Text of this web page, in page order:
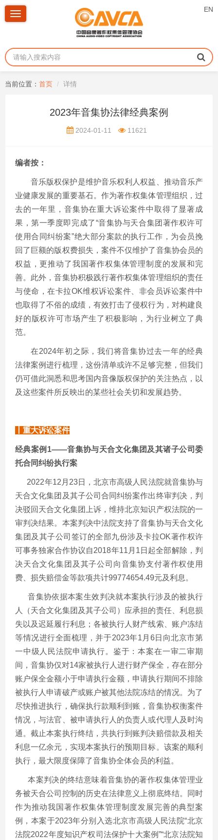
EN
Toggle
当前位置： 首页 详情
2023年音集协法律经典案例
2024-01-11 11621
编者按：
音乐版权保护是维护音乐权利人权益、推动音乐产
业健康发展的重要基石。作为著作权集体管理组织，过
去的一年里，音集协在重大诉讼案件中取得了显著成
果，第一季度即完成了“音集协与天合集团著作权许可
使用合同纠纷案”绝大部分案款的执行工作， 为会员挽
回了巨额的版权费损失，案件不仅维护了音集协会员的
权益，更推动了我国著作权集体管理制度的发展和完
善。此外，音集协积极践行著作权集体管理组织的责任
与使命， 在卡拉OK维权诉讼案件、非会员诉讼案件中
也取得了不俗的成绩，有效打击了侵权行为，对构建良
好的版权许可市场产生了积极影响，为行业树立了典
范。
在2024年初之际，我们将音集协过去一年的经典
法律案例进行梳理，这份清单或许不足够完整，但我们
仍可借此洞悉和思考国内音像版权保护的关注热点，以
及这些案件所反映出的某些社会关切和发展趋势。
丨重大诉讼案件
经典案例 1——音集协与天合文化集团及其诸子公司委
托合同纠纷执行案
2022年12月23日，北京市高级人民法院就音集协与
天合文化集团及其子公司合同纠纷案作出终审判决，判
决驳回天合文化集团上诉，维持北京知识产权法院的一
审判决结果。本案判决中法院支持了音集协与天合文化
集团及其子公司签订的全部九份涉及卡拉OK著作权许
可事务独家合作协议自2018年11月1日起全部解除，判
决天合文化集团及其子公司向音集协支付著作权使用
费、损失赔偿金等款项共计99774654.49元及利息。
音集协依据本案生效判决就本案执行涉及的被执行
人（天合文化集团及其子公司）应承担的责任、利息损
失以及迟延履行利息；各被执行人财产线索、账户冻结
等情况进行全面梳理，并于2023年1月6日向北京市第
一中级人民法院申请执行。鉴于：本案在一审二审期
间，音集协仅对14家被执行人进行财产保全，存在部分
账户保全金额小于申请执行金额，申请执行期间不排除
被执行人申请破产或账户被其他法院冻结的情况。为了
尽快推进执行，确保执行款顺利到账，音集协权衡案件
情况，与法官、被申请执行人的负责人或代理人及时沟
通。截止本案执行终结，共执行到账判决赔偿款及相关
利息一亿余元，实现本案执行的预期目标。该案的顺利
执行，最大限度保障了音集协全体会员的利益。
本案判决的终结意味着音集协的著作权集体管理业
务被天合公司控制的历史在法律意义上彻底终结。同时
作为推动我国著作权集体管理制度发展完善的典型案
例，本案于2023年分别入选北京市高级人民法院“北京
法院2022年度知识产权司法保护十大案例”“北京法院知